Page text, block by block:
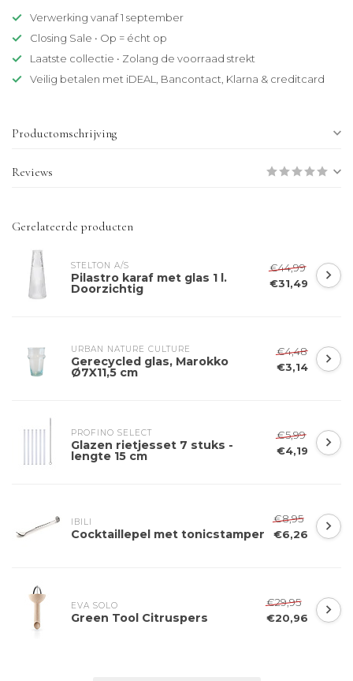
Verwerking vanaf 1 september
Closing Sale • Op = écht op
Laatste collectie • Zolang de voorraad strekt
Veilig betalen met iDEAL, Bancontact, Klarna & creditcard
Productomschrijving
Reviews
Gerelateerde producten
STELTON A/S
Pilastro karaf met glas 1 l.
Doorzichtig
€44,99
€31,49
URBAN NATURE CULTURE
Gerecycled glas, Marokko
Ø7X11,5 cm
€4,48
€3,14
PROFINO SELECT
Glazen rietjesset 7 stuks -
lengte 15 cm
€5,99
€4,19
IBILI
Cocktaillepel met tonicstamper
€8,95
€6,26
EVA SOLO
Green Tool Citruspers
€29,95
€20,96